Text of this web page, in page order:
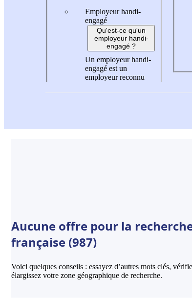
Employeur handi-
engagé
Qu'est-ce qu'un
employeur handi-
engagé ?
Un employeur handi-
engagé est un
employeur reconnu
Aucune offre pour la
française (987)
Voici quelques conseils : essayez d’autres mots clés,
élargissez votre zone géographique de recherche.